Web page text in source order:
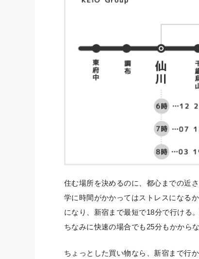
住む場所を決めるのに、都心までの近
学に時間がかかってはストレスになる
になり、新宿まで最短で18分で行ける
ちなみに快速の場合でも25分もかからな
ちょっとした買い物なら、新宿まで行